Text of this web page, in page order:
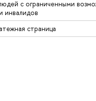
с ограниченными
инвалидов
страница